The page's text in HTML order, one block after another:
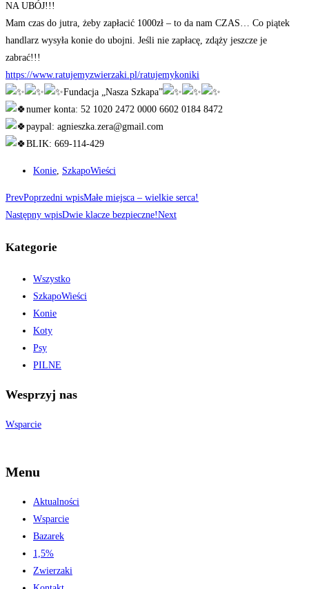
NA UBÓJ!!!
Mam czas do jutra, żeby zapłacić 1000zł – to da nam CZAS… Co piątek
handlarz wysyła konie do ubojni. Jeśli nie zapłacę, zdąży jeszcze je
zabrać!!!
https://www.ratujemyzwierzaki.pl/ratujemykoniki
Fundacja „Nasza Szkapa”
numer konta: 52 1020 2472 0000 6602 0184 8472
paypal: agnieszka.zera@gmail.com
BLIK: 669-114-429
Konie, SzkapoWieści
PrevPoprzedni wpisMałe miejsca – wielkie serca!
Następny wpisDwie klacze bezpieczne!Next
Kategorie
Wszystko
SzkapoWieści
Konie
Koty
Psy
PILNE
Wesprzyj nas
Wsparcie
Menu
Aktualności
Wsparcie
Bazarek
1,5%
Zwierzaki